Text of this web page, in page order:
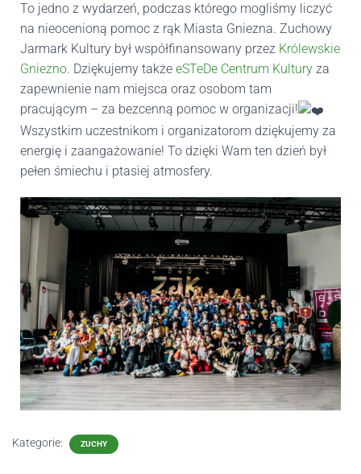
To jedno z wydarzeń, podczas którego mogliśmy liczyć
na nieocenioną pomoc z rąk Miasta Gniezna. Zuchowy
Jarmark Kultury był współfinansowany przez Królewskie
Gniezno. Dziękujemy także eSTeDe Centrum Kultury za
zapewnienie nam miejsca oraz osobom tam
pracującym – za bezcenną pomoc w organizacji!
Wszystkim uczestnikom i organizatorom dziękujemy za
energię i zaangażowanie! To dzięki Wam ten dzień był
pełen śmiechu i ptasiej atmosfery.
Kategorie: ZUCHY